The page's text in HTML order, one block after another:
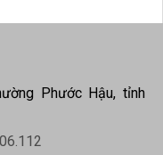
Phước Hậu, tỉnh